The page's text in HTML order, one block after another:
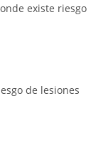
existe riesgo
de lesiones